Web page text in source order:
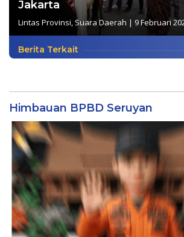
Jakarta
Lintas Provinsi, Suara Daerah | 9 Februari
Berita Terkait
Himbauan BPBD Seruyan